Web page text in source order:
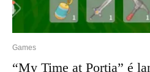
Games
“My Time at Portia” é